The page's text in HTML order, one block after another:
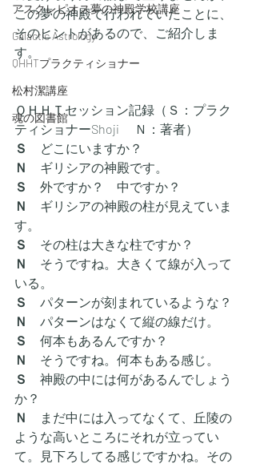
アスクレピオス夢の神殿学校講座
Galactic Astrology
QHHTプラクティショナー
松村潔講座
魂の図書館
この夢の神殿で行われていたことに、
そのヒントがあるので、ご紹介しま
す。
ＱＨＨＴセッション記録（Ｓ：プラク
ティショナーShoji 　Ｎ：著者）
Ｓ
どこにいますか？
Ｎ ギリシアの神殿です。
Ｓ 外ですか？　中ですか？
Ｎ
ギリシアの神殿の柱が見えていま
す。
Ｓ その柱は大きな柱ですか？
Ｎ
そうですね。大きくて線が入って
いる。
Ｓ パターンが刻まれているような？
Ｎ
パターンはなくて縦の線だけ。
Ｓ 何本もあるんですか？
Ｎ
そうですね。何本もある感じ。
Ｓ 神殿の中には何があるんでしょう
か？
Ｎ
まだ中には入ってなくて、丘陵の
ような高いところにそれが立ってい
て。見下ろしてる感じですかね。その